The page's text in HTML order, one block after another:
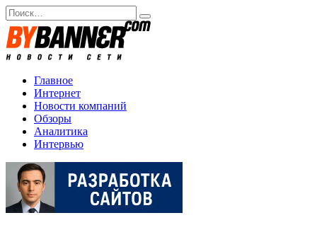
Перейти
к
содержанию
Search
for:
Главное
Интернет
Новости компаний
Обзоры
Аналитика
Интервью